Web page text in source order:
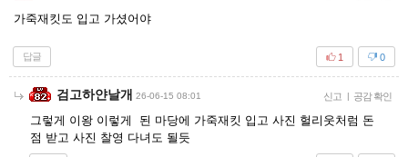
가죽재킷도 입고 가셨어야
답글 0
1
검고하얀날개 26-06-15 08:01 신고 | 공감 확인
그렇게 이왕 이렇게 된 마당에 가죽재킷 입고 사진 헐리웃처럼 돈
점 받고 사진 찰영 다녀도 될듯